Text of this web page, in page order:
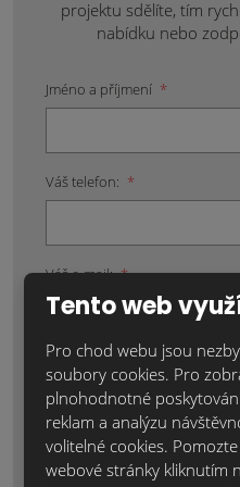
projektu sdělíte, tím
nabídku nebo
Jméno a příjmení *
Váš telefon: *
Váš e-mail: *
Místo realizace:
Položky označené
Tento web
Pro chod webu jsou
soubory cookies. Pro
plnohodnotné
reklam a analýzu
volitelné cookies.
webové stránky kliknutím